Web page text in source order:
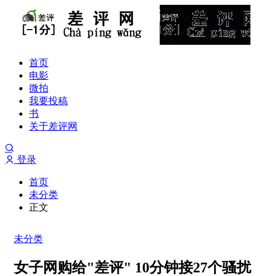
首页
电影
微拍
我要投稿
书
关于差评网
登录
首页
未分类
正文
未分类
女子网购给"差评" 10分钟接27个骚扰